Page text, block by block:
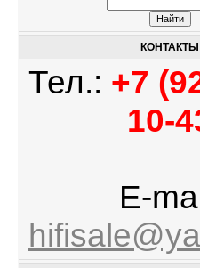
КОНТАКТЫ
Тел.: +7
10-
E-